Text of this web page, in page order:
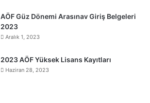
AÖF Güz Dönemi Arasınav Giriş Belgeleri
2023
Aralık 1, 2023
2023 AÖF Yüksek Lisans Kayıtları
Haziran 28, 2023